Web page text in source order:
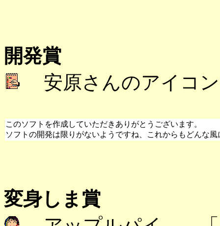
開発賞
安原さんのアイコン
このソフトを作成していただきありがとうございます。
ソフトの開発は限りがないようですね、これからもどんな
変身しま賞